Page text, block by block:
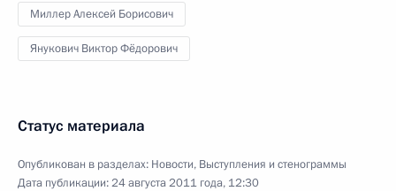
Миллер Алексей Борисович
Янукович Виктор Фёдорович
Статус материала
Опубликован в разделах: Новости, Выступления и стенограммы
Дата публикации:24 августа 2011 года, 12:30